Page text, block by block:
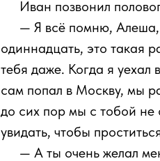
Иван позвонил
— Я всё помню, Алеша,
одиннадцать, это такая
тебя даже. Когда я
сам попал в Москву, мы
до сих пор мы с тобой не
увидать, чтобы
— А ты очень желал